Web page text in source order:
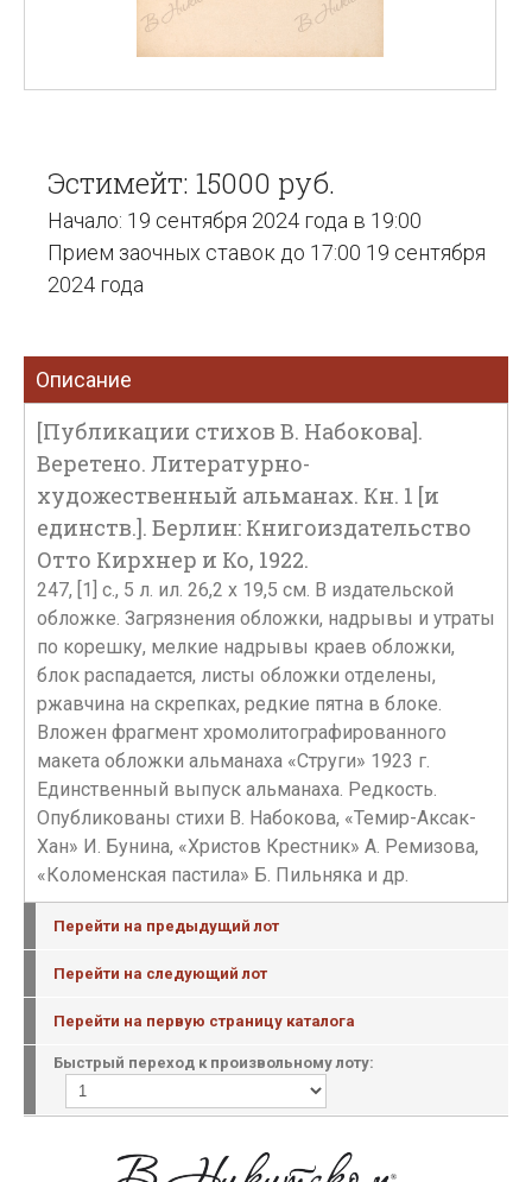
Эстимейт: 15000 руб.
Начало: 19 сентября 2024 года в 19:00
Прием заочных ставок до 17:00 19 сентября
2024 года
Описание
[Публикации стихов В. Набокова].
Веретено. Литературно-
художественный альманах. Кн. 1 [и
единств.]. Берлин: Книгоиздательство
Отто Кирхнер и Ко, 1922.
247, [1] с., 5 л. ил. 26,2 х 19,5 см. В издательской
обложке. Загрязнения обложки, надрывы и утраты
по корешку, мелкие надрывы краев обложки,
блок распадается, листы обложки отделены,
ржавчина на скрепках, редкие пятна в блоке.
Вложен фрагмент хромолитографированного
макета обложки альманаха «Струги» 1923 г.
Единственный выпуск альманаха. Редкость.
Опубликованы стихи В. Набокова, «Темир-Аксак-
Хан» И. Бунина, «Христов Крестник» А. Ремизова,
«Коломенская пастила» Б. Пильняка и др.
Перейти на предыдущий лот
Перейти на следующий лот
Перейти на первую страницу каталога
Быстрый переход к произвольному лоту: